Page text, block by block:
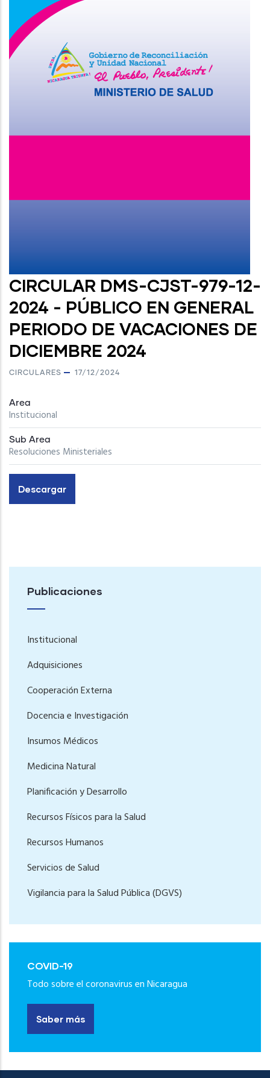
CIRCULAR DMS-CJST-979-12-
2024 - PÚBLICO EN GENERAL
PERIODO DE VACACIONES DE
DICIEMBRE 2024
CIRCULARES 17/12/2024
Area
Institucional
Sub Area
Resoluciones Ministeriales
Descargar
Publicaciones
Institucional
Adquisiciones
Cooperación Externa
Docencia e Investigación
Insumos Médicos
Medicina Natural
Planificación y Desarrollo
Recursos Físicos para la Salud
Recursos Humanos
Servicios de Salud
Vigilancia para la Salud Pública (DGVS)
COVID-19
Todo sobre el coronavirus en Nicaragua
Saber más